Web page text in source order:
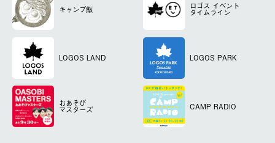
キャンプ飯 ロゴス イベント
タイムライン
LOGOS LAND LOGOS PARK
おあそび
マスターズ CAMP RADIO